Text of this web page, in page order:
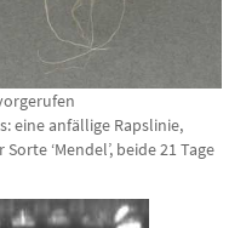
eine anfällige Rapslinie,
‘Mendel’, beide 21 Tage